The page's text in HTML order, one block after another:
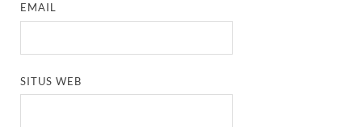
EMAIL
SITUS WEB